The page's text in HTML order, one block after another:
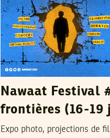
Nawaat Festival
frontières (16-19
Expo photo, projections de